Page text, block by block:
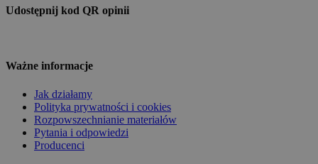
Udostępnij kod QR opinii
Ważne informacje
Jak działamy
Polityka prywatności i cookies
Rozpowszechnianie materiałów
Pytania i odpowiedzi
Producenci